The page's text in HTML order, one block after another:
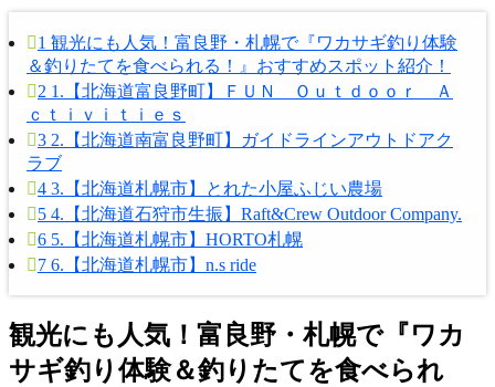
1 観光にも人気！富良野・札幌で『ワカサギ釣り体験
＆釣りたてを食べられる！』おすすめスポット紹介！
2 1.【北海道富良野町】ＦＵＮ Ｏｕｔｄｏｏｒ Ａ
ｃｔｉｖｉｔｉｅｓ
3 2.【北海道南富良野町】ガイドラインアウトドアク
ラブ
4 3.【北海道札幌市】とれた小屋ふじい農場
5 4.【北海道石狩市生振】Raft&Crew Outdoor Company.
6 5.【北海道札幌市】HORTO札幌
7 6.【北海道札幌市】n.s ride
観光にも人気！富良野・札幌で『ワカ
サギ釣り体験＆釣りたてを食べられ